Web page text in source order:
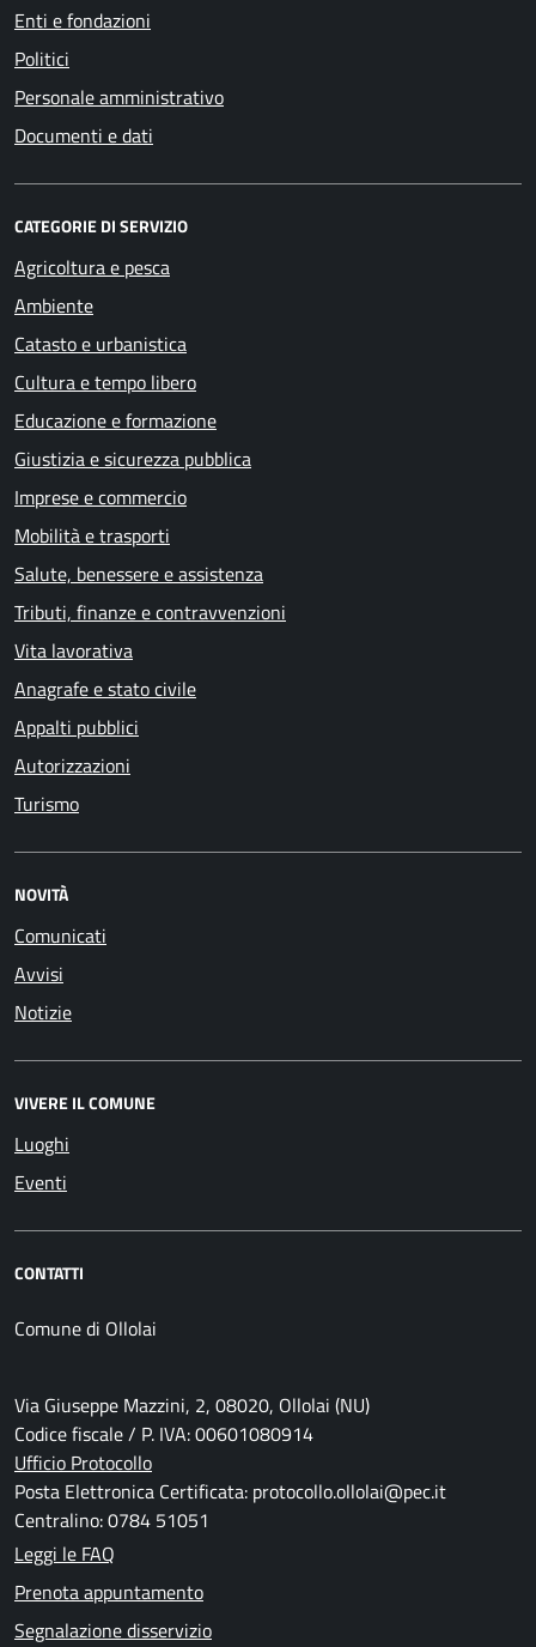
Enti e fondazioni
Politici
Personale amministrativo
Documenti e dati
CATEGORIE DI SERVIZIO
Agricoltura e pesca
Ambiente
Catasto e urbanistica
Cultura e tempo libero
Educazione e formazione
Giustizia e sicurezza pubblica
Imprese e commercio
Mobilità e trasporti
Salute, benessere e assistenza
Tributi, finanze e contravvenzioni
Vita lavorativa
Anagrafe e stato civile
Appalti pubblici
Autorizzazioni
Turismo
NOVITÀ
Comunicati
Avvisi
Notizie
VIVERE IL COMUNE
Luoghi
Eventi
CONTATTI
Comune di Ollolai
Via Giuseppe Mazzini, 2, 08020, Ollolai (NU)
Codice fiscale / P. IVA: 00601080914
Ufficio Protocollo
Posta Elettronica Certificata: protocollo.ollolai@pec.it
Centralino: 0784 51051
Leggi le FAQ
Prenota appuntamento
Segnalazione disservizio